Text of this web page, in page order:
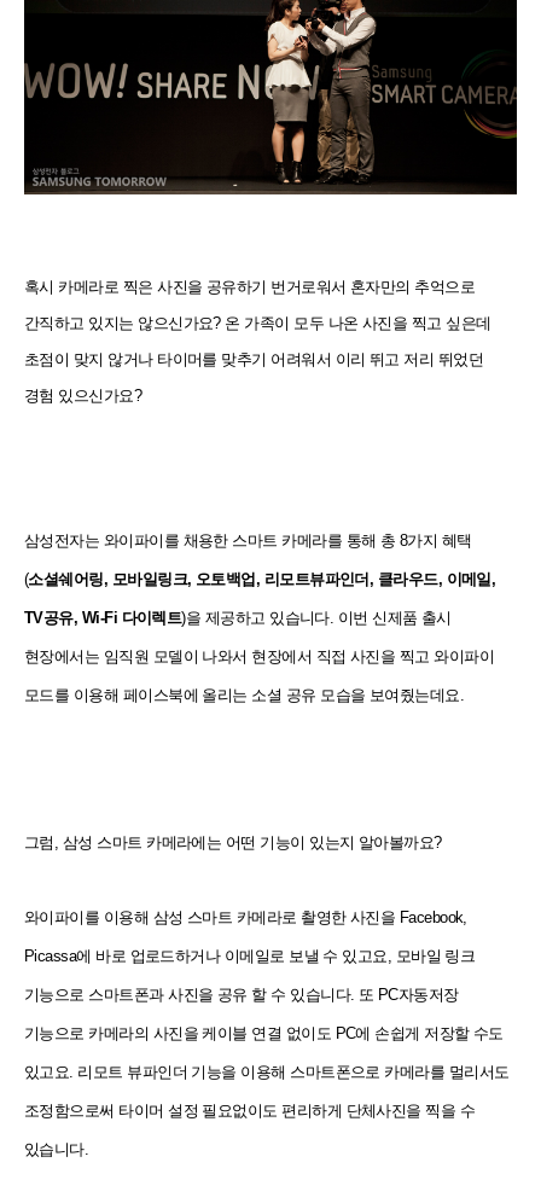
혹시 카메라로 찍은 사진을 공유하기 번거로워서 혼자만의 추억으로
간직하고 있지는 않으신가요? 온 가족이 모두 나온 사진을 찍고 싶은데
초점이 맞지 않거나 타이머를 맞추기 어려워서 이리 뛰고 저리 뛰었던
경험 있으신가요?
삼성전자는 와이파이를 채용한 스마트 카메라를 통해 총 8가지 혜택
(소셜쉐어링, 모바일링크, 오토백업, 리모트뷰파인더, 클라우드, 이메일,
TV공유, Wi-Fi 다이렉트)을 제공하고 있습니다. 이번 신제품 출시
현장에서는 임직원 모델이 나와서 현장에서 직접 사진을 찍고 와이파이
모드를 이용해 페이스북에 올리는 소셜 공유 모습을 보여줬는데요.
그럼, 삼성 스마트 카메라에는 어떤 기능이 있는지 알아볼까요?
와이파이를 이용해 삼성 스마트 카메라로 촬영한 사진을 Facebook,
Picassa에 바로 업로드하거나 이메일로 보낼 수 있고요, 모바일 링크
기능으로 스마트폰과 사진을 공유 할 수 있습니다. 또 PC자동저장
기능으로 카메라의 사진을 케이블 연결 없이도 PC에 손쉽게 저장할 수도
있고요. 리모트 뷰파인더 기능을 이용해 스마트폰으로 카메라를 멀리서도
조정함으로써 타이머 설정 필요없이도 편리하게 단체사진을 찍을 수
있습니다.